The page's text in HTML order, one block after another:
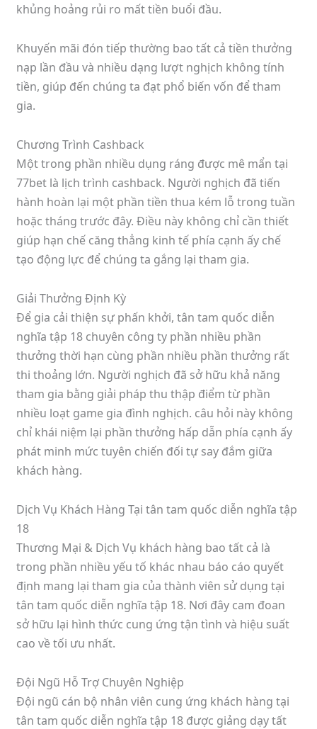
khủng hoảng rủi ro mất tiền buổi đầu.
Khuyến mãi đón tiếp thường bao tất cả tiền thưởng
nạp lần đầu và nhiều dạng lượt nghịch không tính
tiền, giúp đến chúng ta đạt phổ biến vốn để tham
gia.
Chương Trình Cashback
Một trong phần nhiều dụng ráng được mê mẩn tại
77bet là lịch trình cashback. Người nghịch đã tiến
hành hoàn lại một phần tiền thua kém lỗ trong tuần
hoặc tháng trước đây. Điều này không chỉ cần thiết
giúp hạn chế căng thẳng kinh tế phía cạnh ấy chế
tạo động lực để chúng ta gắng lại tham gia.
Giải Thưởng Định Kỳ
Để gia cải thiện sự phấn khởi, tân tam quốc diễn
nghĩa tập 18 chuyên công ty phần nhiều phần
thưởng thời hạn cùng phần nhiều phần thưởng rất
thi thoảng lớn. Người nghịch đã sở hữu khả năng
tham gia bằng giải pháp thu thập điểm từ phần
nhiều loạt game gia đình nghịch. câu hỏi này không
chỉ khái niệm lại phần thưởng hấp dẫn phía cạnh ấy
phát minh mức tuyên chiến đối tự say đắm giữa
khách hàng.
Dịch Vụ Khách Hàng Tại tân tam quốc diễn nghĩa tập
18
Thương Mại & Dịch Vụ khách hàng bao tất cả là
trong phần nhiều yếu tố khác nhau báo cáo quyết
định mang lại tham gia của thành viên sử dụng tại
tân tam quốc diễn nghĩa tập 18. Nơi đây cam đoan
sở hữu lại hình thức cung ứng tận tình và hiệu suất
cao về tối ưu nhất.
Đội Ngũ Hỗ Trợ Chuyên Nghiệp
Đội ngũ cán bộ nhân viên cung ứng khách hàng tại
tân tam quốc diễn nghĩa tập 18 được giảng dạy tất